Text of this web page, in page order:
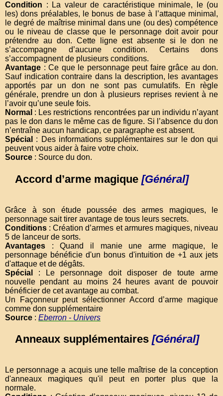
Condition : La valeur de caractéristique minimale, le (ou
les) dons préalables, le bonus de base à l’attaque minimal,
le degré de maîtrise minimal dans une (ou des) compétence
ou le niveau de classe que le personnage doit avoir pour
prétendre au don. Cette ligne est absente si le don ne
s’accompagne d’aucune condition. Certains dons
s’accompagnent de plusieurs conditions.
Avantage : Ce que le personnage peut faire grâce au don.
Sauf indication contraire dans la description, les avantages
apportés par un don ne sont pas cumulatifs. En règle
générale, prendre un don à plusieurs reprises revient à ne
l’avoir qu’une seule fois.
Normal : Les restrictions rencontrées par un individu n’ayant
pas le don dans le même cas de figure. Si l’absence du don
n’entraîne aucun handicap, ce paragraphe est absent.
Spécial
: Des informations supplémentaires sur le don qui
peuvent vous aider à faire votre choix.
Source : Source du don.
Accord d’arme magique [Général]
Grâce à son étude poussée des armes magiques, le
personnage sait tirer avantage de tous leurs secrets.
Conditions : Création d’armes et armures magiques, niveau
5 de lanceur de sorts.
Avantages : Quand il manie une arme magique, le
personnage bénéficie d'un bonus d'intuition de +1 aux jets
d'attaque et de dégâts.
Spécial
: Le personnage doit disposer de toute arme
nouvelle pendant au moins 24 heures avant de pouvoir
bénéficier de cet avantage au combat.
Un Façonneur peut sélectionner Accord d’arme magique
comme don supplémentaire
Source : Eberron - Univers
Anneaux supplémentaires [Général]
Le personnage a acquis une telle maîtrise de la conception
d'anneaux magiques qu'il peut en porter plus que la
normale.